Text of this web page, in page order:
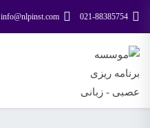
021-88385754
info@nlpinst.com